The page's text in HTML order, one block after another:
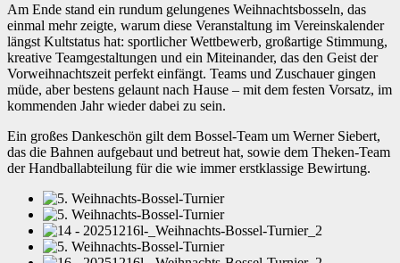
Am Ende stand ein rundum gelungenes Weihnachtsbosseln, das
einmal mehr zeigte, warum diese Veranstaltung im Vereinskalender
längst Kultstatus hat: sportlicher Wettbewerb, großartige Stimmung,
kreative Teamgestaltungen und ein Miteinander, das den Geist der
Vorweihnachtszeit perfekt einfängt. Teams und Zuschauer gingen
müde, aber bestens gelaunt nach Hause – mit dem festen Vorsatz, im
kommenden Jahr wieder dabei zu sein.
Ein großes Dankeschön gilt dem Bossel‑Team um Werner Siebert,
das die Bahnen aufgebaut und betreut hat, sowie dem Theken‑Team
der Handballabteilung für die wie immer erstklassige Bewirtung.